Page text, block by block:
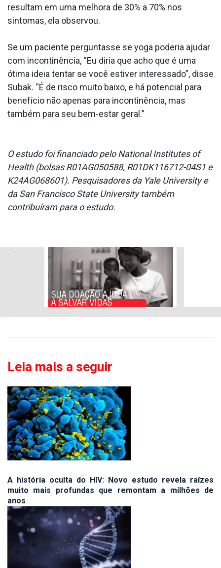
resultam em uma melhora de 30% a 70% nos
sintomas, ela observou.
Se um paciente perguntasse se yoga poderia ajudar
com incontinência, “Eu diria que acho que é uma
ótima ideia tentar se você estiver interessado”, disse
Subak. “É de risco muito baixo, e há potencial para
benefício não apenas para incontinência, mas
também para seu bem-estar geral.”
O estudo foi financiado pelo National Institutes of
Health (bolsas R01AG050588, R01DK116712-04S1 e
K24AG068601). Pesquisadores da Yale University e
da San Francisco State University também
contribuíram para o estudo.
.
Leia mais a seguir
A história oculta do HIV: Novo estudo revela raízes
muito mais profundas que remontam a milhões de
anos